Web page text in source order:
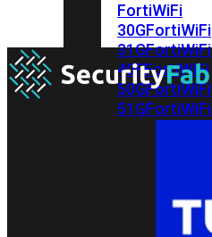
FortiWiFi
30GFortiWiFi
31GFortiWiFi
40FFortiWiFi
50GFortiWiFi
51GFortiWiFi
FortiWiFi
FortiWiFi